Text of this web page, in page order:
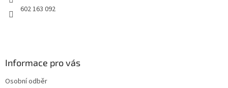
602 163 092
Informace pro vás
Osobní odběr